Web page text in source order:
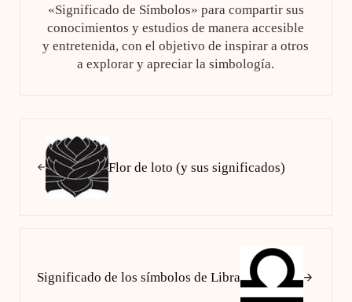
«Significado de Símbolos» para compartir sus
conocimientos y estudios de manera accesible
y entretenida, con el objetivo de inspirar a otros
a explorar y apreciar la simbología.
Flor de loto (y sus significados)
Significado de los símbolos de Libra